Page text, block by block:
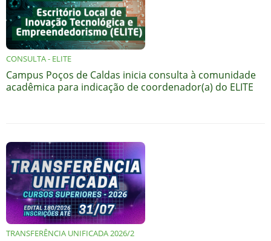
CONSULTA - ELITE
Campus Poços de Caldas inicia consulta à comunidade
acadêmica para indicação de coordenador(a) do ELITE
TRANSFERÊNCIA UNIFICADA 2026/2